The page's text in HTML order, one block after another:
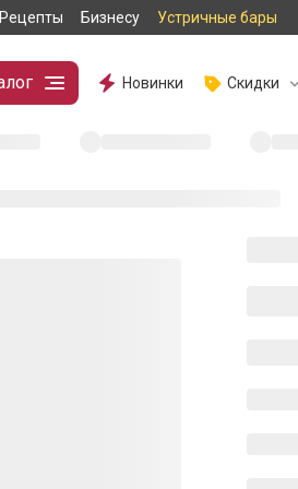
Рецепты Бизнесу Устричные бары
Новинки Скидки